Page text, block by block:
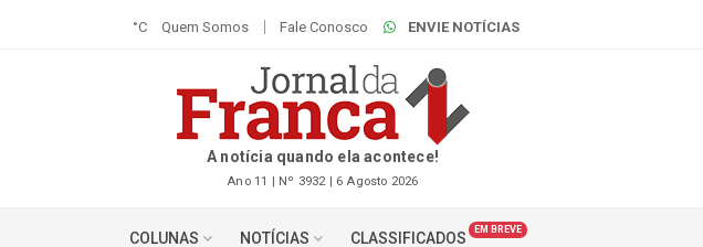
°C Quem Somos Fale Conosco ENVIE NOTÍCIAS
A notícia quando ela acontece!
Ano 11 | Nº 3932 | 6 Agosto 2026
COLUNAS NOTÍCIAS CLASSIFICADOS EM BREVE